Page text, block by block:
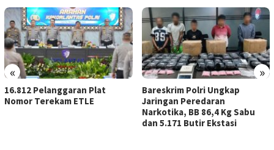
« »
Bareskrim Polri Ungkap
Jaringan Peredaran
Narkotika, BB 86,4 Kg Sabu
Kerja Sama dengan SKK
Sumbagsel, Kejati Jambi
Perkuat Kepastian